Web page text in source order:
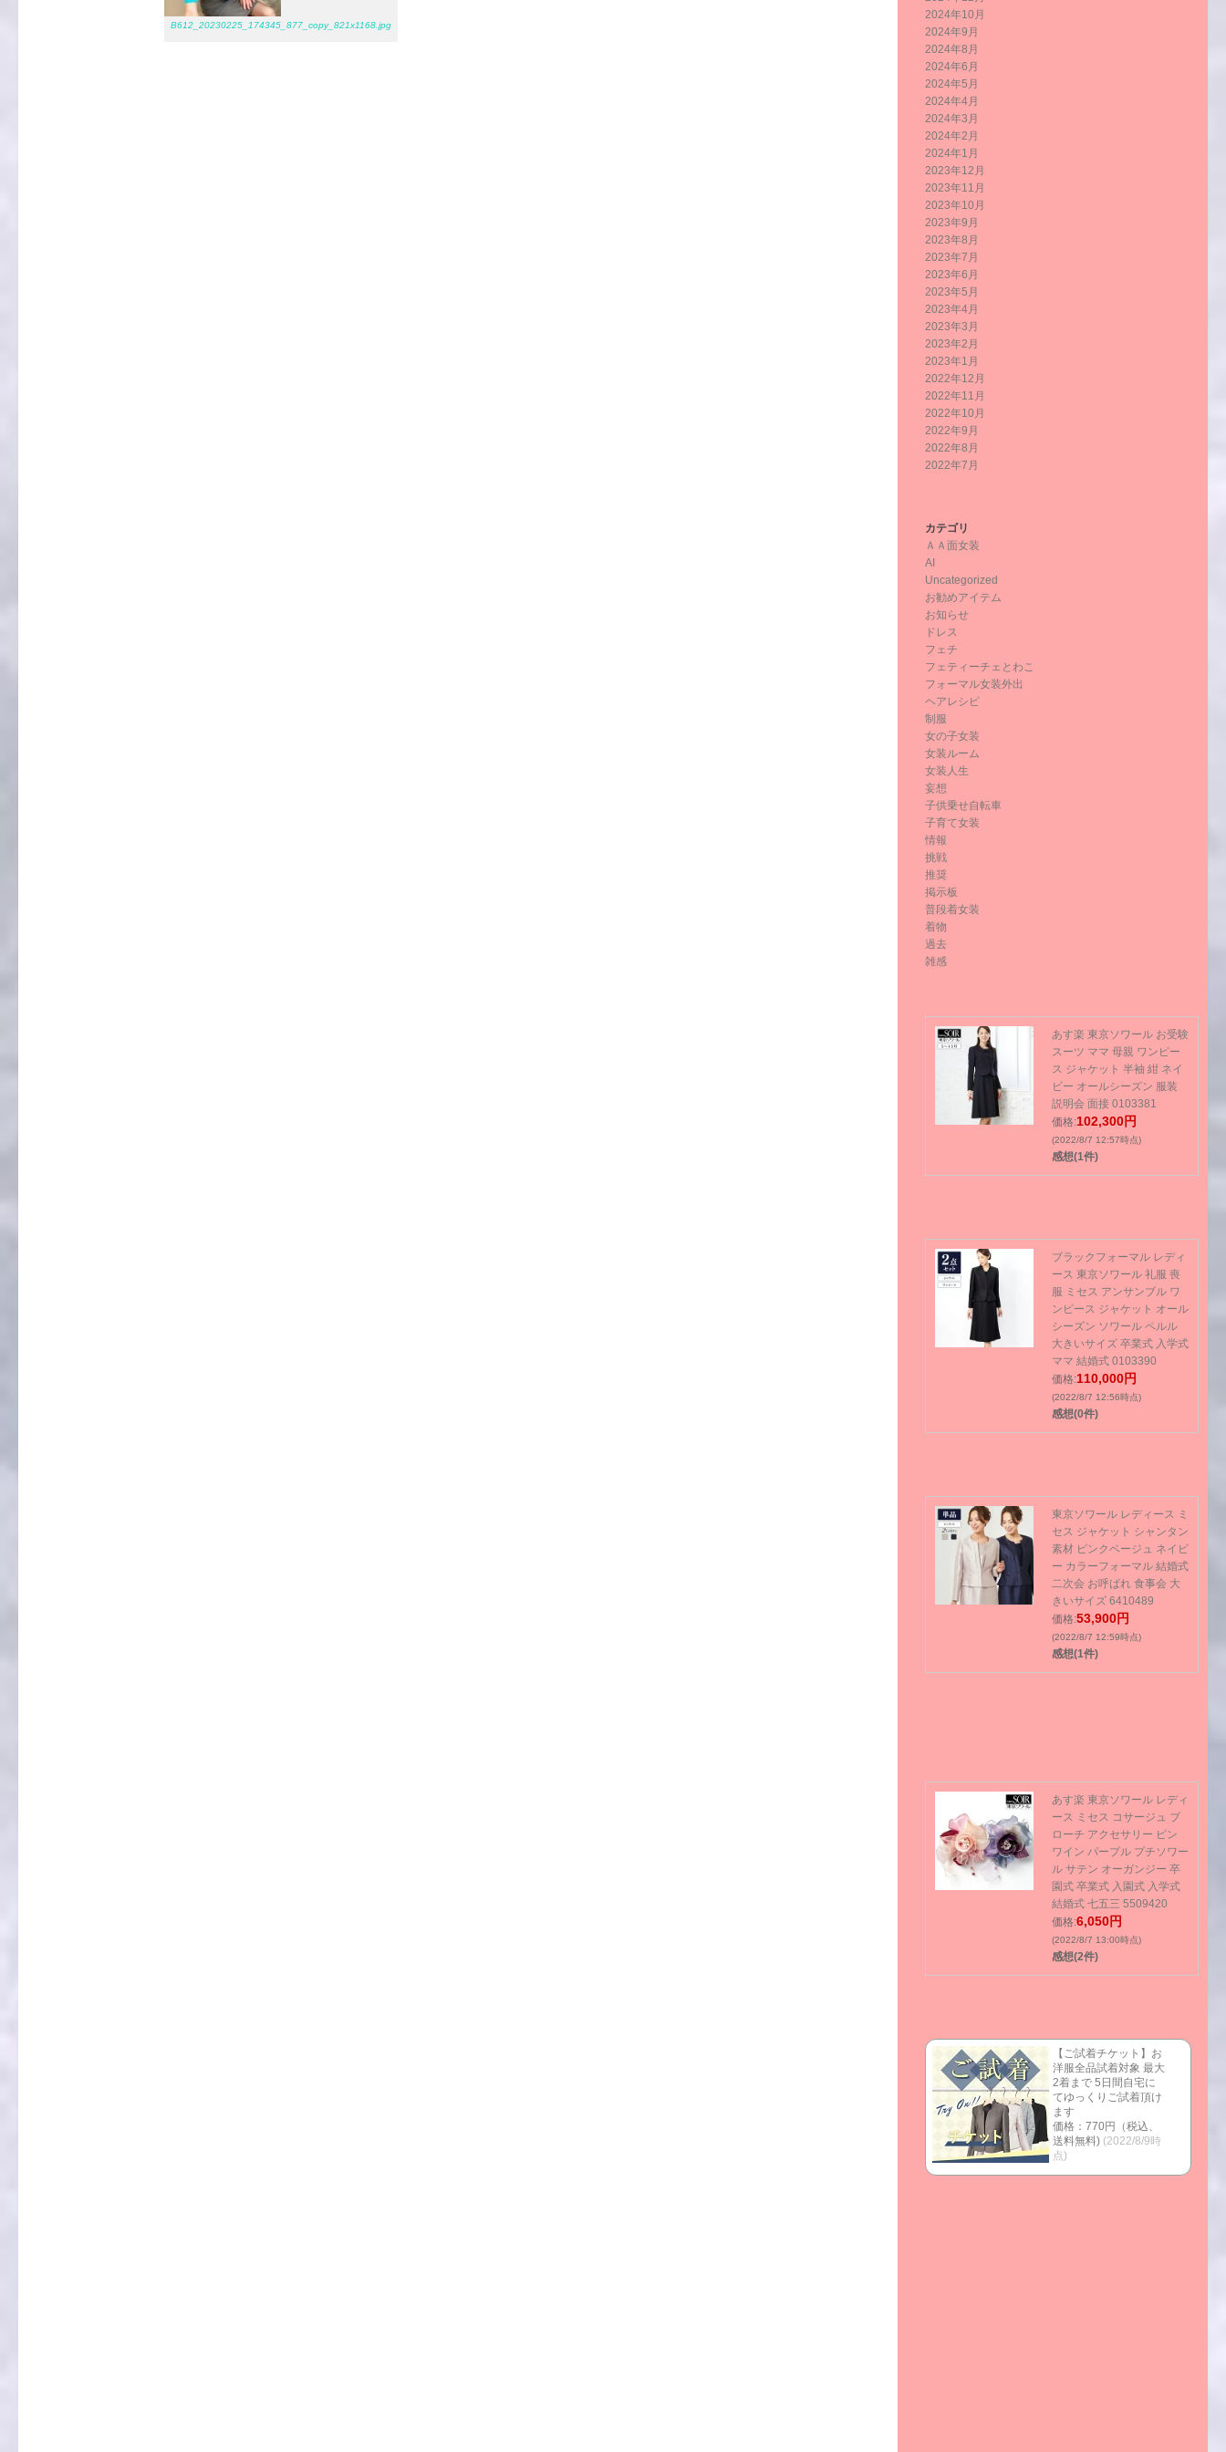
B612_20230225_174345_877_copy_821x1168.jpg
2024年10月
2024年9月
2024年8月
2024年6月
2024年5月
2024年4月
2024年3月
2024年2月
2024年1月
2023年12月
2023年11月
2023年10月
2023年9月
2023年8月
2023年7月
2023年6月
2023年5月
2023年4月
2023年3月
2023年2月
2023年1月
2022年12月
2022年11月
2022年10月
2022年9月
2022年8月
2022年7月
カテゴリ
ＡＡ面女装
AI
Uncategorized
お勧めアイテム
お知らせ
ドレス
フェチ
フェティーチェとわこ
フォーマル女装外出
ヘアレシピ
制服
女の子女装
女装ルーム
女装人生
妄想
子供乗せ自転車
子育て女装
情報
挑戦
推奨
掲示板
普段着女装
着物
過去
雑感
あす楽 東京ソワール お受験
スーツ ママ 母親 ワンピー
ス ジャケット 半袖 紺 ネイ
ビー オールシーズン 服装
説明会 面接 0103381
価格:102,300円
(2022/8/7 12:57時点)
感想(1件)
ブラックフォーマル レディ
ース 東京ソワール 礼服 喪
服 ミセス アンサンブル ワ
ンピース ジャケット オール
シーズン ソワール ペルル
大きいサイズ 卒業式 入学式
ママ 結婚式 0103390
価格:110,000円
(2022/8/7 12:56時点)
感想(0件)
東京ソワール レディース ミ
セス ジャケット シャンタン
素材 ピンクベージュ ネイビ
ー カラーフォーマル 結婚式
二次会 お呼ばれ 食事会 大
きいサイズ 6410489
価格:53,900円
(2022/8/7 12:59時点)
感想(1件)
あす楽 東京ソワール レディ
ース ミセス コサージュ ブ
ローチ アクセサリー ピン
ワイン パープル プチソワー
ル サテン オーガンジー 卒
園式 卒業式 入園式 入学式
結婚式 七五三 5509420
価格:6,050円
(2022/8/7 13:00時点)
感想(2件)
【ご試着チケット】お
洋服全品試着対象 最大
2着まで 5日間自宅に
てゆっくりご試着頂け
ます
価格：770円（税込、
送料無料) (2022/8/9時
点)